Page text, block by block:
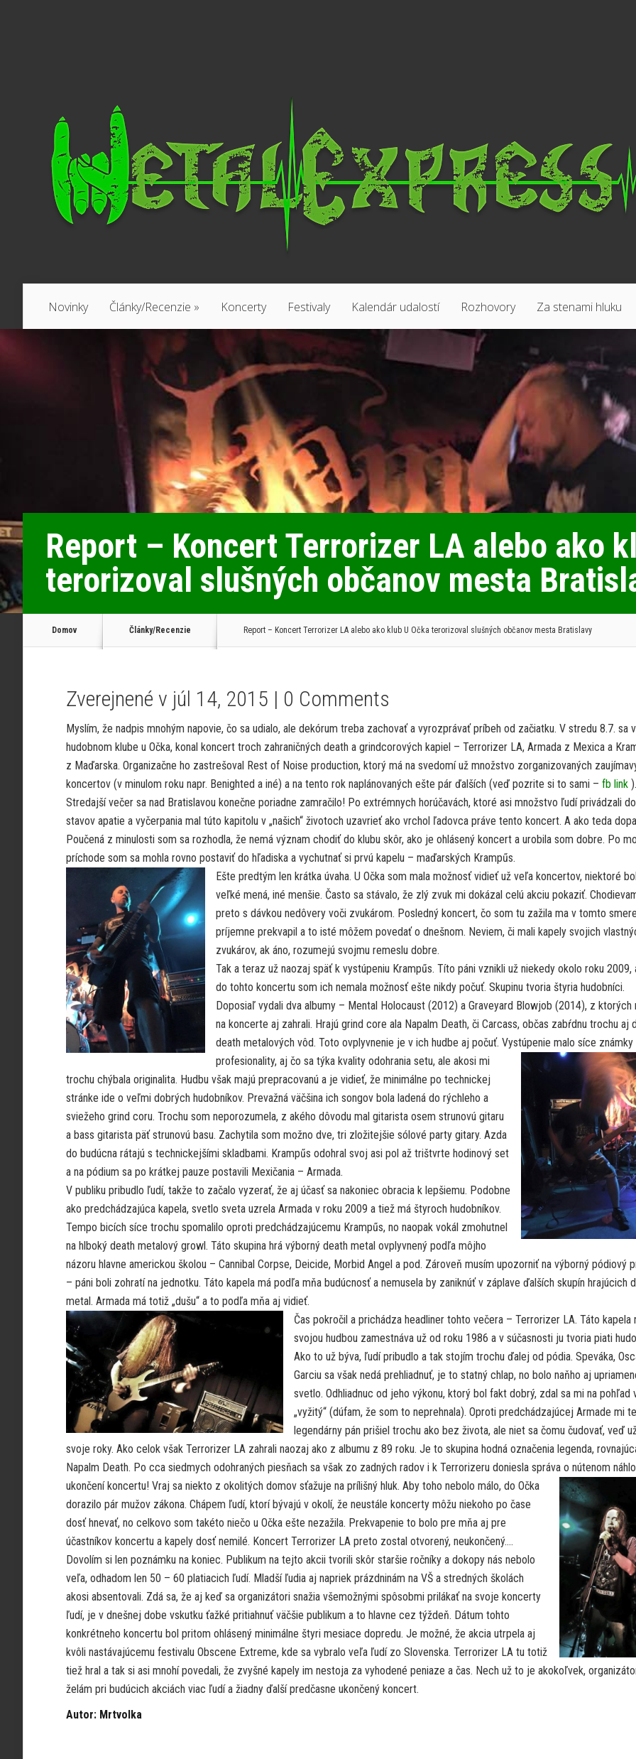
Novinky Články/Recenzie » Koncerty Festivaly Kalendár udalostí Rozhovory Za stenami hluku
Report – Koncert Terrorizer LA alebo ako
terorizoval slušných občanov mesta
Domov Články/Recenzie Report – Koncert Terrorizer LA alebo ako klub U Očka terorizoval slušných občanov mesta Bratislavy
Zverejnené v júl 14, 2015 | 0 Comments
Myslím, že nadpis mnohým napovie, čo sa udialo, ale dekórum treba zachovať a vyrozprávať príbeh od začiatku. V stredu 8.7. sa v
hudobnom klube u Očka, konal koncert troch zahraničných death a grindcorových kapiel – Terrorizer LA, Armada z Mexica a
z Maďarska. Organizačne ho zastrešoval Rest of Noise production, ktorý má na svedomí už množstvo zorganizovaných
koncertov (v minulom roku napr. Benighted a iné) a na tento rok naplánovaných ešte pár ďalších (veď pozrite si to sami – fb link ).
Stredajší večer sa nad Bratislavou konečne poriadne zamračilo! Po extrémnych horúčavách, ktoré asi množstvo ľudí privádzali do
stavov apatie a vyčerpania mal túto kapitolu v „našich“ životoch uzavrieť ako vrchol ľadovca práve tento koncert. A ako teda
Poučená z minulosti som sa rozhodla, že nemá význam chodiť do klubu skôr, ako je ohlásený koncert a urobila som dobre. Po
príchode som sa mohla rovno postaviť do hľadiska a vychutnať si prvú kapelu – maďarských Krampűs.
Ešte predtým len krátka úvaha. U Očka som mala možnosť vidieť už veľa koncertov, niektoré
veľké mená, iné menšie. Často sa stávalo, že zlý zvuk mi dokázal celú akciu pokaziť.
preto s dávkou nedôvery voči zvukárom. Posledný koncert, čo som tu zažila ma v tomto
príjemne prekvapil a to isté môžem povedať o dnešnom. Neviem, či mali kapely svojich
zvukárov, ak áno, rozumejú svojmu remeslu dobre.
Tak a teraz už naozaj späť k vystúpeniu Krampűs. Títo páni vznikli už niekedy okolo roku 2009,
do tohto koncertu som ich nemala možnosť ešte nikdy počuť. Skupinu tvoria štyria hudobníci.
Doposiaľ vydali dva albumy – Mental Holocaust (2012) a Graveyard Blowjob (2014), z ktorých
na koncerte aj zahrali. Hrajú grind core ala Napalm Death, či Carcass, občas zabŕdnu trochu aj
death metalových vôd. Toto ovplyvnenie je v ich hudbe aj počuť. Vystúpenie malo síce známky
profesionality, aj čo sa týka kvality odohrania setu, ale akosi mi
trochu chýbala originalita. Hudbu však majú prepracovanú a je vidieť, že minimálne po technickej
stránke ide o veľmi dobrých hudobníkov. Prevažná väčšina ich songov bola ladená do rýchleho a
sviežeho grind coru. Trochu som neporozumela, z akého dôvodu mal gitarista osem strunovú gitaru
a bass gitarista päť strunovú basu. Zachytila som možno dve, tri zložitejšie sólové party gitary. Azda
do budúcna rátajú s technickejšími skladbami. Krampűs odohral svoj asi pol až trištvrte hodinový set
a na pódium sa po krátkej pauze postavili Mexičania – Armada.
V publiku pribudlo ľudí, takže to začalo vyzerať, že aj účasť sa nakoniec obracia k lepšiemu. Podobne
ako predchádzajúca kapela, svetlo sveta uzrela Armada v roku 2009 a tiež má štyroch hudobníkov.
Tempo bicích síce trochu spomalilo oproti predchádzajúcemu Krampűs, no naopak vokál zmohutnel
na hlboký death metalový growl. Táto skupina hrá výborný death metal ovplyvnený podľa môjho
názoru hlavne americkou školou – Cannibal Corpse, Deicide, Morbid Angel a pod. Zároveň musím upozorniť na výborný pódiový
– páni boli zohratí na jednotku. Táto kapela má podľa mňa budúcnosť a nemusela by zaniknúť v záplave ďalších skupín hrajúcich
metal. Armada má totiž „dušu“ a to podľa mňa aj vidieť.
Čas pokročil a prichádza headliner tohto večera – Terrorizer LA. Táto kapela
svojou hudbou zamestnáva už od roku 1986 a v súčasnosti ju tvoria piati
Ako to už býva, ľudí pribudlo a tak stojím trochu ďalej od pódia. Speváka,
Garciu sa však nedá prehliadnuť, je to statný chlap, no bolo naňho aj
svetlo. Odhliadnuc od jeho výkonu, ktorý bol fakt dobrý, zdal sa mi na pohľad
„vyžitý“ (dúfam, že som to neprehnala). Oproti predchádzajúcej Armade mi
legendárny pán prišiel trochu ako bez života, ale niet sa čomu čudovať, veď
svoje roky. Ako celok však Terrorizer LA zahrali naozaj ako z albumu z 89 roku. Je to skupina hodná označenia legenda,
Napalm Death. Po cca siedmych odohraných piesňach sa však zo zadných radov i k Terrorizeru doniesla správa o nútenom
ukončení koncertu! Vraj sa niekto z okolitých domov sťažuje na prílišný hluk. Aby toho nebolo málo, do Očka
dorazilo pár mužov zákona. Chápem ľudí, ktorí bývajú v okolí, že neustále koncerty môžu niekoho po čase
dosť hnevať, no celkovo som takéto niečo u Očka ešte nezažila. Prekvapenie to bolo pre mňa aj pre
účastníkov koncertu a kapely dosť nemilé. Koncert Terrorizer LA preto zostal otvorený, neukončený….
Dovolím si len poznámku na koniec. Publikum na tejto akcii tvorili skôr staršie ročníky a dokopy nás nebolo
veľa, odhadom len 50 – 60 platiacich ľudí. Mladší ľudia aj napriek prázdninám na VŠ a stredných školách
akosi absentovali. Zdá sa, že aj keď sa organizátori snažia všemožnými spôsobmi prilákať na svoje koncerty
ľudí, je v dnešnej dobe vskutku ťažké pritiahnuť väčšie publikum a to hlavne cez týždeň. Dátum tohto
konkrétneho koncertu bol pritom ohlásený minimálne štyri mesiace dopredu. Je možné, že akcia utrpela aj
kvôli nastávajúcemu festivalu Obscene Extreme, kde sa vybralo veľa ľudí zo Slovenska. Terrorizer LA tu totiž
tiež hral a tak si asi mnohí povedali, že zvyšné kapely im nestoja za vyhodené peniaze a čas. Nech už to je akokoľvek,
želám pri budúcich akciách viac ľudí a žiadny ďalší predčasne ukončený koncert.
Autor: Mrtvolka